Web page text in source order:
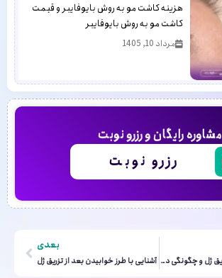
هزینه کاشت مو به روش بایوفایبر و قیمت
کاشت مو به روش بایوفایبر
مرداد 10, 1405
مشاوره رایگان و رزرو نوبت
رزرو نوبت
دلیل ورم بعد از تزریق ژل و چگونگی درمان
بعدی
آشنایی با طرز خوابیدن بعد از تزریق ژل